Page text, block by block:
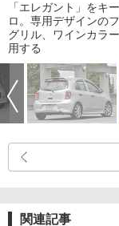
「エレガント」をキ
ロ。専用デザインの
グリル、ワインカラ
用する
関連記事